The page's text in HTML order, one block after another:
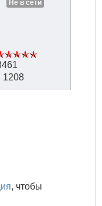
Не в сети
1208
, чтобы